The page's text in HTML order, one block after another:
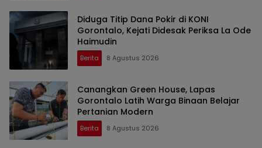
Diduga Titip Dana Pokir di KONI
Gorontalo, Kejati Didesak Periksa La Ode
Haimudin
Berita 8 Agustus 2026
Canangkan Green House, Lapas
Gorontalo Latih Warga Binaan Belajar
Pertanian Modern
Berita 8 Agustus 2026